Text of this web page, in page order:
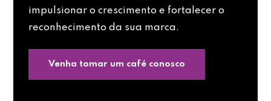
impulsionar o crescimento e fortalecer o
reconhecimento da sua marca.
Venha tomar um café conosco